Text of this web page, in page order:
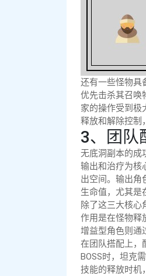
还有一些怪物具
优先击杀其召唤
家的操作受到极
释放和解除控制
3、团队
无底洞副本的成
输出和治疗为核
出空间。输出角
生命值，尤其是
除了这三大核心
作用是在怪物释
增益型角色则通
在团队搭配上，
BOSS时，坦克
技能的释放时机